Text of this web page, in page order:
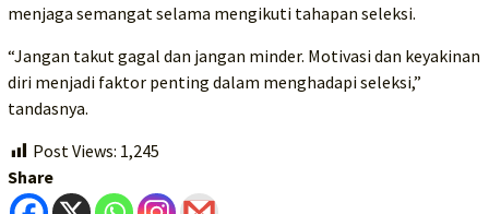
menjaga semangat selama mengikuti tahapan seleksi.
“Jangan takut gagal dan jangan minder. Motivasi dan keyakinan
diri menjadi faktor penting dalam menghadapi seleksi,”
tandasnya.
Post Views: 1,245
Share